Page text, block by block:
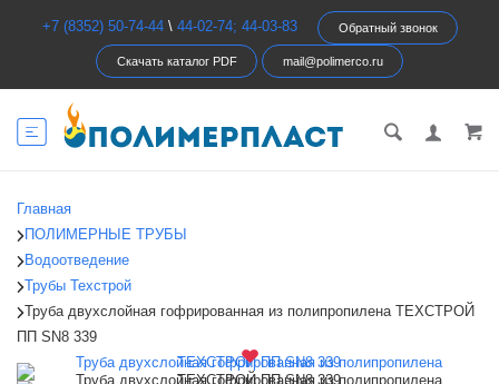
+7 (8352) 50-74-44\ 44-02-74; 44-03-83 Обратный звонок
Скачать каталог PDF mail@polimerco.ru
Главная
ПОЛИМЕРНЫЕ ТРУБЫ
Водоотведение
Трубы Техстрой
Труба двухслойная гофрированная из полипропилена ТЕХСТРОЙ
ПП SN8 339